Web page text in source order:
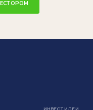
ИНВЕСТ ИДЕИ